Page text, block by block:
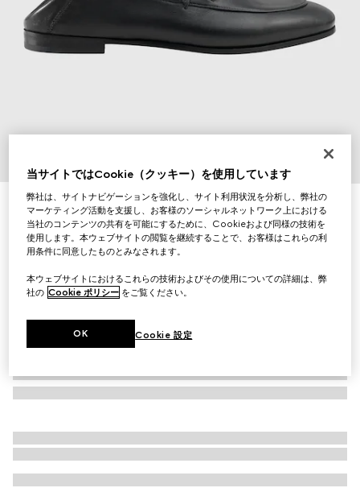
/6
〔ブリクストン〕レザー ホースビット ローファー
￥152,900
（税込）
当サイトではCookie（クッキー）を使用しています
弊社は、サイトナビゲーションを強化し、サイト利用状況を分析し、弊社の
マーケティング活動を支援し、お客様のソーシャルネットワーク上における
当社のコンテンツの共有を可能にするために、Cookieおよび同様の技術を
使用します。本ウェブサイトの閲覧を継続することで、お客様はこれらの利
用条件に同意したものとみなされます。
本ウェブサイトにおけるこれらの技術およびその使用についての詳細は、弊
社の Cookie ポリシー をご覧ください。
Cookie 設定
OK